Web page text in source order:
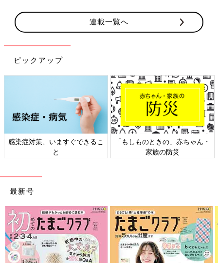
連載一覧へ
ピックアップ
感染症対策、いますぐできるこ
と
「もしものときの」赤ちゃん・
家族の防災
最新号